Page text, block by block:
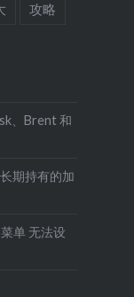
攻略
、Brent 和
期持有的加
单 无法设